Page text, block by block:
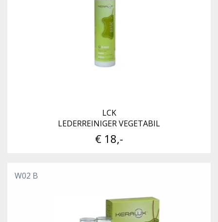
LCK
LEDERREINIGER VEGETABIL
€ 18,-
W02 B